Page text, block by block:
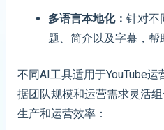
多语言本地化： 针对不
题、简介以及字幕，帮
不同AI工具适用于YouTube
据团队规模和运营需求灵活
生产和运营效率：